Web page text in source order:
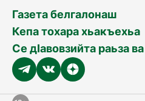
Газета белгалонаш
Кепа тохара хьакъехьа
Се дӀавовзийта раьза ва